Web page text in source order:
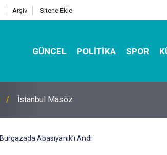
Arşiv Sitene Ekle
GÜNCEL POLITIKA SPOR
Kutu Sihirbazı ile Estetik, Dayanıklı ve
Burgazada Abasıyanık’ı Andı